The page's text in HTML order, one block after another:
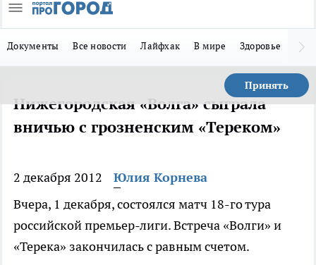
Документы Все новости Лайфхак В мире Здоровье
Принять
Нижегородская «Волга» сыграла
вничью с грозненским «Тереком»
2 декабря 2012
Юлия Корнева
Вчера, 1 декабря, состоялся матч 18-го тура
российской премьер-лиги. Встреча «Волги» и
«Терека» закончилась с равным счетом.